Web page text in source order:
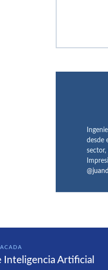
desde
Inteligencia Artificial